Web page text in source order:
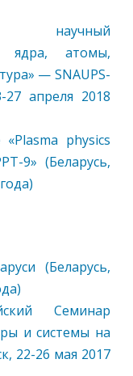
научный
ядра, атомы,
— SNAUPS-
27 апреля 2018
physics
9» (Беларусь,
(Беларусь,
Семинар
и системы на
22-26 мая 2017